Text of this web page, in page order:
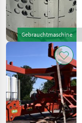
Gebrauchtmaschine